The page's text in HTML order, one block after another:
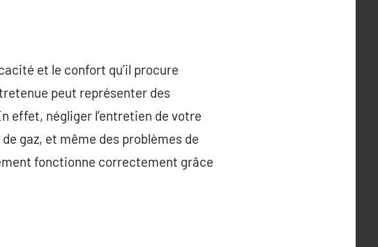
et le confort qu’il procure
peut représenter des
effet, négliger l’entretien de votre
gaz, et même des problèmes de
fonctionne correctement grâce